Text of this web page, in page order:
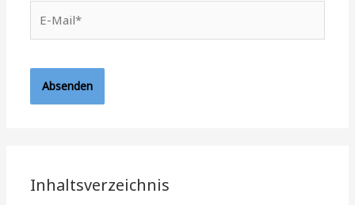
Mail*
Inhaltsverzeichnis